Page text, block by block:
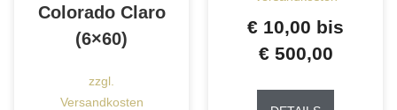
Colorado Claro
(6×60)
zzgl.
Versandkosten
€ 10,00 bis
€500,00